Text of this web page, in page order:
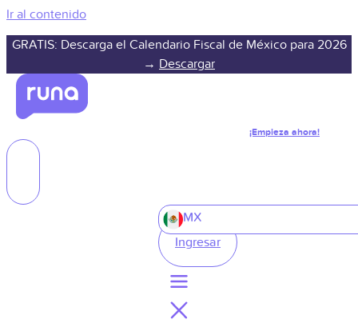
Ir al contenido
GRATIS: Descarga el Calendario Fiscal de México para 2026
→ Descargar
¡Empieza ahora!
MX
Ingresar